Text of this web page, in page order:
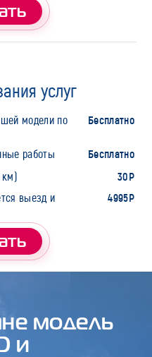
услуг
модели по
Бесплатно
работы Бесплатно
км) 30Р
выезд и
4995Р
модель
и